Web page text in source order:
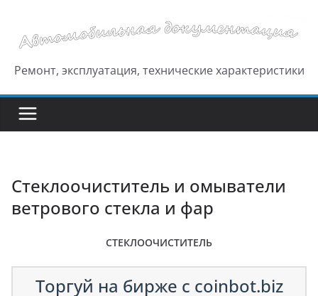
содержимому
Ремонт, эксплуатация, технические характеристики
Стеклоочиститель и омыватели
ветрового стекла и фар
СТЕКЛООЧИСТИТЕЛЬ
Торгуй на бирже с coinbot.biz